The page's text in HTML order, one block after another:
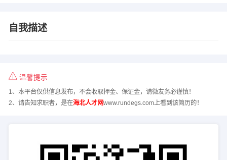
自我描述
温馨提示
1、本平台仅供信息发布，不会收取押金、保证金，请微友务必谨慎！
2、请告知求职者，是在海北人才网www.rundegs.com上看到该简历的！